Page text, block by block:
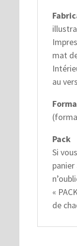
mat
au
Pack
Si
«
de